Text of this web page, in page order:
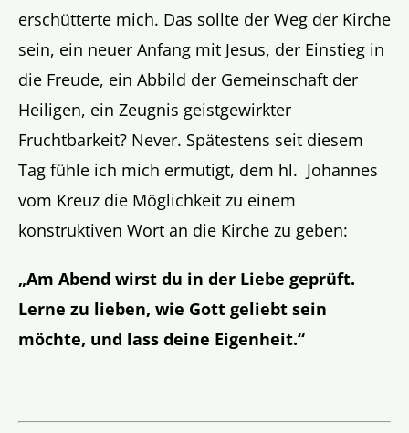
erschütterte mich. Das sollte der Weg der Kirche
sein, ein neuer Anfang mit Jesus, der Einstieg in
die Freude, ein Abbild der Gemeinschaft der
Heiligen, ein Zeugnis geistgewirkter
Fruchtbarkeit? Never. Spätestens seit diesem
Tag fühle ich mich ermutigt, dem hl. Johannes
vom Kreuz die Möglichkeit zu einem
konstruktiven Wort an die Kirche zu geben:
„Am Abend wirst du in der Liebe geprüft.
Lerne zu lieben, wie Gott geliebt sein
möchte, und lass deine Eigenheit.“